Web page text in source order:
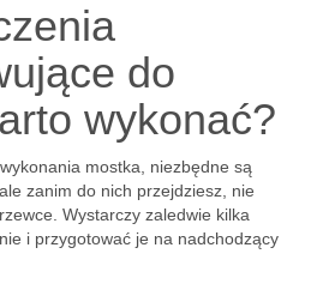
do
wykonać?
mostka, niezbędne są
zanim do nich przejdziesz, nie
Wystarczy zaledwie kilka
i przygotować je na nadchodzący